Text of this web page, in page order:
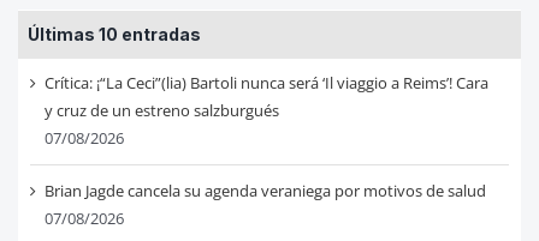
Últimas 10 entradas
Crítica: ¡“La Ceci”(lia) Bartoli nunca será ‘Il viaggio a Reims’! Cara
y cruz de un estreno salzburgués
07/08/2026
Brian Jagde cancela su agenda veraniega por motivos de salud
07/08/2026